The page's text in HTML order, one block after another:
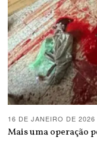
16 DE JANEIRO DE 2026
Mais uma operação